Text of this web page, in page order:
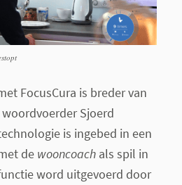
FocusCura is breder van
Sjoerd
is ingebed in een
de wooncoachals spil in
word uitgevoerd door